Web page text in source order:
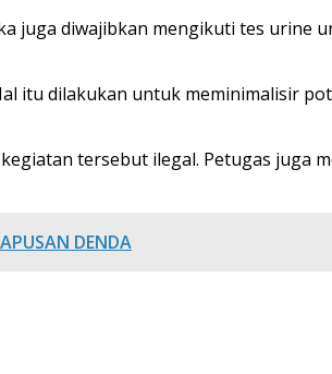
juga diwajibkan mengikuti tes urine
itu dilakukan untuk meminimalisir
tersebut ilegal. Petugas juga
DENDA